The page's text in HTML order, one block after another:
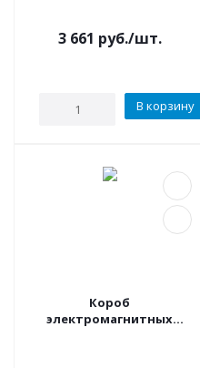
3 661 руб./шт.
В корзину
Короб
электромагнитных